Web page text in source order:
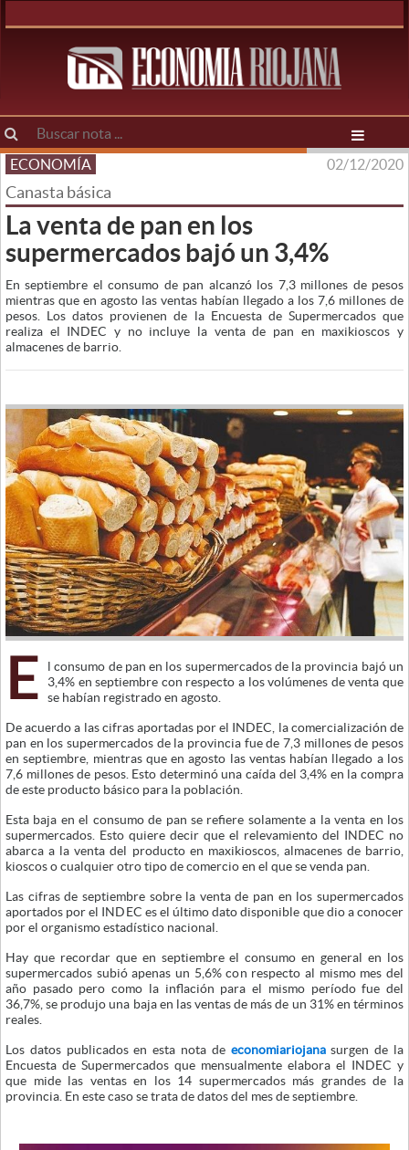
ECONOMÍA 02/12/2020
Canasta básica
La venta de pan en los
supermercados bajó un 3,4%
En septiembre el consumo de pan alcanzó los 7,3 millones de pesos
mientras que en agosto las ventas habían llegado a los 7,6 millones de
pesos. Los datos provienen de la Encuesta de Supermercados que
realiza el INDEC y no incluye la venta de pan en maxikioscos y
almacenes de barrio.
E
l consumo de pan en los supermercados de la provincia bajó un
3,4% en septiembre con respecto a los volúmenes de venta que
se habían registrado en agosto.
De acuerdo a las cifras aportadas por el INDEC, la comercialización de
pan en los supermercados de la provincia fue de 7,3 millones de pesos
en septiembre, mientras que en agosto las ventas habían llegado a los
7,6 millones de pesos. Esto determinó una caída del 3,4% en la compra
de este producto básico para la población.
Esta baja en el consumo de pan se refiere solamente a la venta en los
supermercados. Esto quiere decir que el relevamiento del INDEC no
abarca a la venta del producto en maxikioscos, almacenes de barrio,
kioscos o cualquier otro tipo de comercio en el que se venda pan.
Las cifras de septiembre sobre la venta de pan en los supermercados
aportados por el INDEC es el último dato disponible que dio a conocer
por el organismo estadístico nacional.
Hay que recordar que en septiembre el consumo en general en los
supermercados subió apenas un 5,6% con respecto al mismo mes del
año pasado pero como la inflación para el mismo período fue del
36,7%, se produjo una baja en las ventas de más de un 31% en términos
reales.
Los datos publicados en esta nota de economiariojanasurgen de la
Encuesta de Supermercados que mensualmente elabora el INDEC y
que mide las ventas en los 14 supermercados más grandes de la
provincia. En este caso se trata de datos del mes de septiembre.